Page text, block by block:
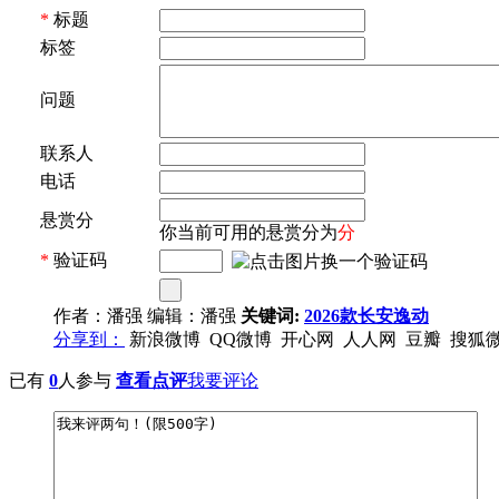
* 标题
标签
问题
联系人
电话
悬赏分
你当前可用的悬赏分为分
* 验证码
作者：潘强 编辑：潘强 关键词: 2026款长安逸动
分享到：
新浪微博 QQ微博 开心网 人人网 豆瓣 搜狐
已有 0人参与 查看点评我要评论